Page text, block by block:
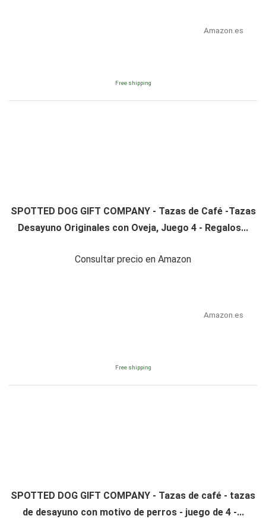
Amazon.es
Free shipping
SPOTTED DOG GIFT COMPANY - Tazas de Café -Tazas
Desayuno Originales con Oveja, Juego 4 - Regalos...
Consultar precio en Amazon
Amazon.es
Free shipping
SPOTTED DOG GIFT COMPANY - Tazas de café - tazas
de desayuno con motivo de perros - juego de 4 -...